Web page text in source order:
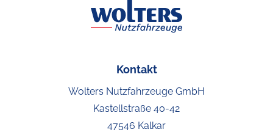
Kontakt
Wolters Nutzfahrzeuge GmbH
Kastellstraße 40-42
47546 Kalkar